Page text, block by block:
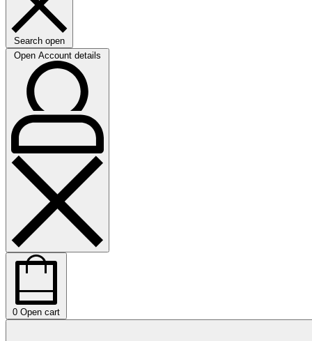
Search open
Open Account details
0 Open cart